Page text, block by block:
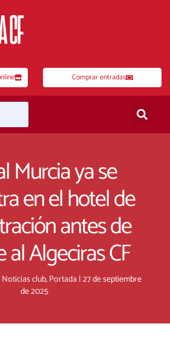
Comprar entradas
Murcia ya se
en el hotel de
antes de
Algeciras CF
Noticias club,Portada |27 de septiembre
de 2025